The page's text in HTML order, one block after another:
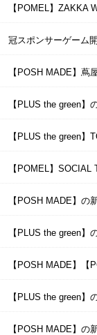
【POMEL】ZAKKA
冠スポンサーゲーム
【POSH MADE】蔦
【PLUS the green
【PLUS the green
【POMEL】
【POSH MADE】の
【PLUS the green】
【POSH MADE】【
【PLUS the green
【POSH MADE】の